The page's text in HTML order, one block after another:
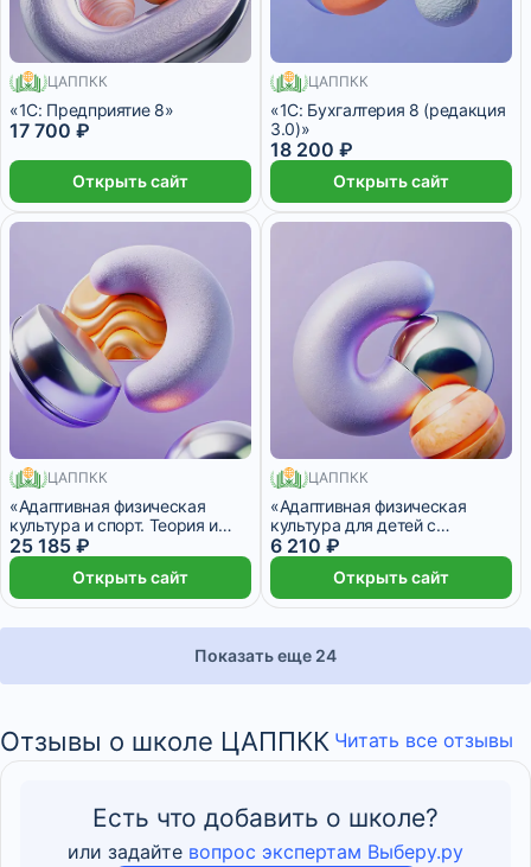
200 месяцев
ЦАППКК
«1С: Предприятие 8»
17 700 ₽
Открыть сайт
200 месяцев
ЦАППКК
«1C: Бухгалтерия 8 (редакция
3.0)»
18 200 ₽
Открыть сайт
620 месяцев
ЦАППКК
«Адаптивная физическая
культура и спорт. Теория и
методика
гидрореабилитации»
25 185 ₽
Открыть сайт
72 месяца
ЦАППКК
«Адаптивная физическая
культура для детей с
тяжелыми и
множественными
нарушениями развития»
6 210 ₽
Открыть сайт
Показать еще 24
Отзывы о школе ЦАППКК Читать все отзывы
Есть что добавить о школе?
или задайте вопрос экспертам Выберу.ру